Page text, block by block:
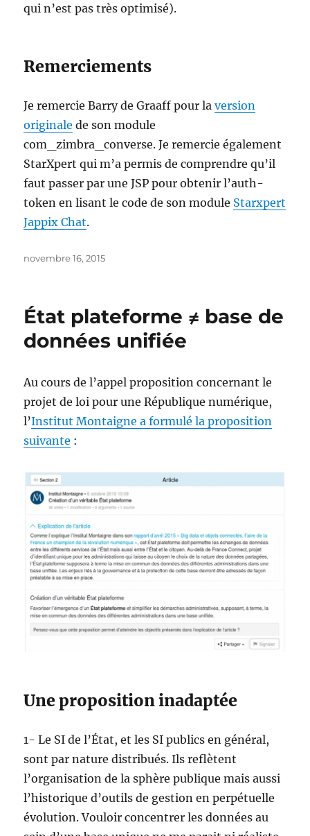
qui n’est pas très optimisé).
Remerciements
Je remercie Barry de Graaff pour laversion
originale de son module
com_zimbra_converse. Je remercie également
StarXpert qui m’a permis de comprendre qu’il
faut passer par une JSP pour obtenir l’auth-
token en lisant le code de son module Starxpert
Jappix Chat.
Publié
novembre 16, 2015
État plateforme ≠ base de
données unifiée
Au cours de l’appel proposition concernant le
projet de loi pour une République numérique,
l’Institut Montaigne a formulé la proposition
suivante :
Une proposition inadaptée
1- Le SI de l’État, et les SI publics en général,
sont par nature distribués. Ils reflètent
l’organisation de la sphère publique mais aussi
l’historique d’outils de gestion en perpétuelle
évolution. Vouloir concentrer les données au